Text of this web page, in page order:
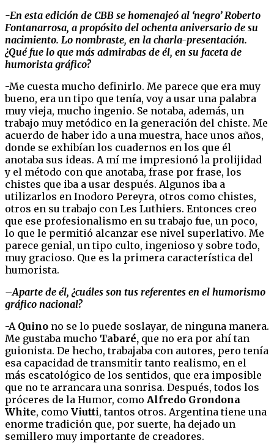
-En esta edición de CBB se homenajeó al ‘negro’ Roberto
Fontanarrosa, a propósito del ochenta aniversario de su
nacimiento. Lo nombraste, en la charla-presentación.
¿Qué fue lo que más admirabas de él, en su faceta de
humorista gráfico?
-Me cuesta mucho definirlo. Me parece que era muy
bueno, era un tipo que tenía, voy a usar una palabra
muy vieja, mucho ingenio. Se notaba, además, un
trabajo muy metódico en la generación del chiste. Me
acuerdo de haber ido a una muestra, hace unos años,
donde se exhibían los cuadernos en los que él
anotaba sus ideas. A mí me impresionó la prolijidad
y el método con que anotaba, frase por frase, los
chistes que iba a usar después. Algunos iba a
utilizarlos en Inodoro Pereyra, otros como chistes,
otros en su trabajo con Les Luthiers. Entonces creo
que ese profesionalismo en su trabajo fue, un poco,
lo que le permitió alcanzar ese nivel superlativo. Me
parece genial, un tipo culto, ingenioso y sobre todo,
muy gracioso. Que es la primera característica del
humorista.
–Aparte de él, ¿cuáles son tus referentes en el humorismo
gráfico nacional?
-A Quino no se lo puede soslayar, de ninguna manera.
Me gustaba mucho Tabaré, que no era por ahí tan
guionista. De hecho, trabajaba con autores, pero tenía
esa capacidad de transmitir tanto realismo, en el
más escatológico de los sentidos, que era imposible
que no te arrancara una sonrisa. Después, todos los
próceres de la Humor, como Alfredo Grondona
White, como Viutti, tantos otros. Argentina tiene una
enorme tradición que, por suerte, ha dejado un
semillero muy importante de creadores.